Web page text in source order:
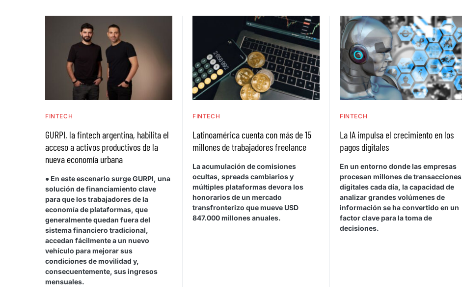
FINTECH
GURPI, la fintech argentina, habilita el
acceso a activos productivos de la
nueva economía urbana
● En este escenario surge GURPI, una
solución de financiamiento clave
para que los trabajadores de la
economía de plataformas, que
generalmente quedan fuera del
sistema financiero tradicional,
accedan fácilmente a un nuevo
vehículo para mejorar sus
condiciones de movilidad y,
consecuentemente, sus ingresos
mensuales.
FINTECH
Latinoamérica cuenta con más de 15
millones de trabajadores freelance
La acumulación de comisiones
ocultas, spreads cambiarios y
múltiples plataformas devora los
honorarios de un mercado
transfronterizo que mueve USD
847.000 millones anuales.
FINTECH
La IA impulsa el crecimiento en los
pagos digitales
En un entorno donde las empresas
procesan millones de transacciones
digitales cada día, la capacidad de
analizar grandes volúmenes de
información se ha convertido en un
factor clave para la toma de
decisiones.